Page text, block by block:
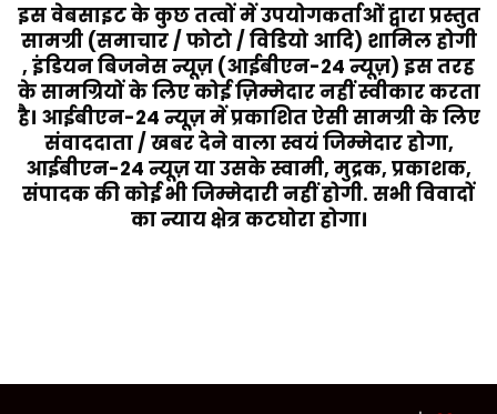
इस वेबसाइट के कुछ तत्वों में उपयोगकर्ताओं द्वारा प्रस्तुत
सामग्री (समाचार / फोटो / विडियो आदि) शामिल होगी
, इंडियन बिजनेस न्यूज़ (आईबीएन-24 न्यूज़) इस तरह
के सामग्रियों के लिए कोई ज़िम्मेदार नहीं स्वीकार करता
है। आईबीएन-24 न्यूज़ में प्रकाशित ऐसी सामग्री के लिए
संवाददाता / खबर देने वाला स्वयं जिम्मेदार होगा,
आईबीएन-24 न्यूज़ या उसके स्वामी, मुद्रक, प्रकाशक,
संपादक की कोई भी जिम्मेदारी नहीं होगी. सभी विवादों
का न्याय क्षेत्र कटघोरा होगा।